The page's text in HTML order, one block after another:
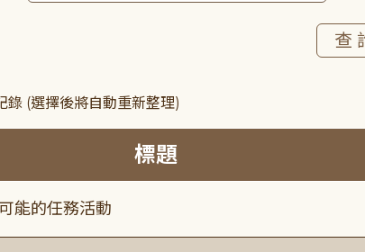
錄 (選擇後將自動重新整理)
標題
能的任務活動